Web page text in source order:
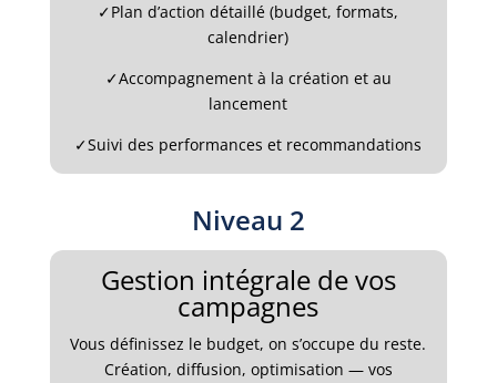
✓Plan d’action détaillé (budget, formats,
calendrier)
✓Accompagnement à la création et au
lancement
✓Suivi des performances et recommandations
Niveau 2
Gestion intégrale de vos
campagnes
Vous définissez le budget, on s’occupe du reste.
Création, diffusion, optimisation — vos